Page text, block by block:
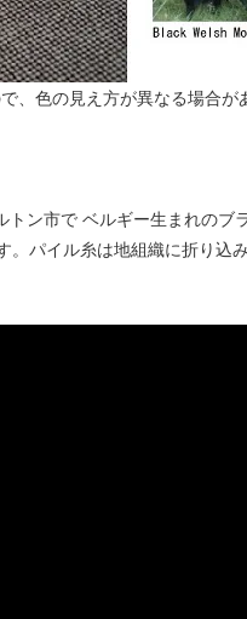
、色の見え方が異なる場合が
ン市で ベルギー生まれの
。パイル糸は地組織に折り込